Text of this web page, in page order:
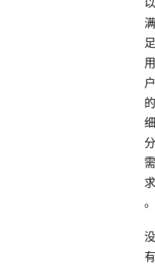
以
满
足
用
户
的
细
分
需
求
。
没
有